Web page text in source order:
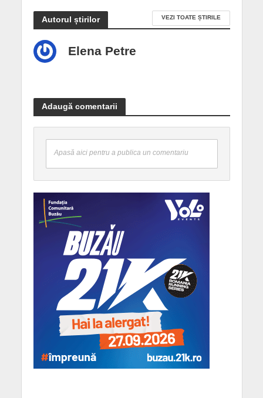
Autorul știrilor VEZI TOATE ȘTIRILE
Elena Petre
Adaugă comentarii
Apasă aici pentru a publica un comentariu